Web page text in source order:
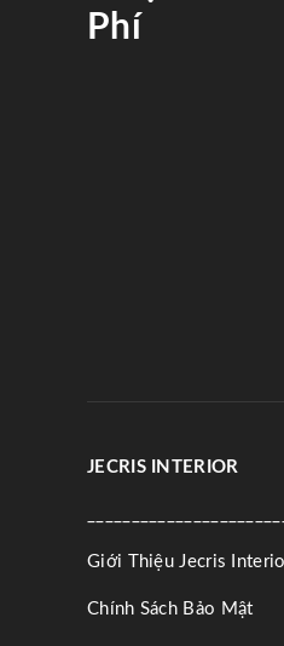
Phí
JECRIS INTERIOR
Giới Thiệu Jecris
Chính Sách Bảo Mật